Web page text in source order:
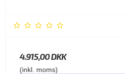
4.915,00 DKK
(inkl. moms)